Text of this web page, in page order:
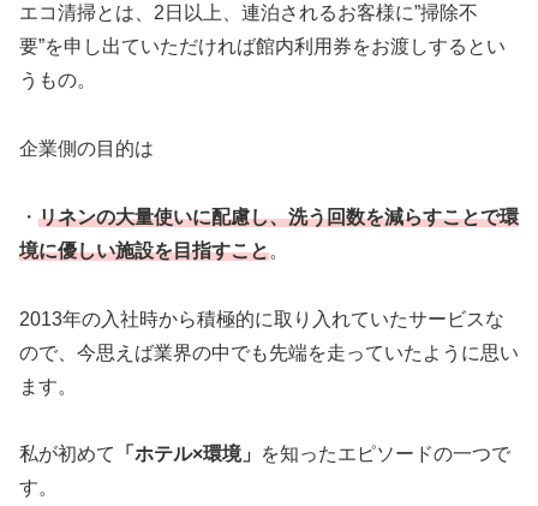
エコ清掃とは、2日以上、連泊されるお客様に”掃除不
要”を申し出ていただければ館内利用券をお渡しするとい
うもの。
企業側の目的は
・ リネンの大量使いに配慮し、洗う回数を減らすことで環
境に優しい施設を目指すこと。
2013年の入社時から積極的に取り入れていたサービスな
ので、今思えば業界の中でも先端を走っていたように思い
ます。
私が初めて 「ホテル×環境」
を知ったエピソードの一つで
す。